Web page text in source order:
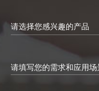
请填写您的需求和应用场